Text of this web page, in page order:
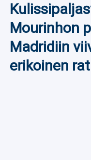
Jalkapallo
Yleisurheilu
Talviurheilu
Mourinhon
Madridiin
erikoinen